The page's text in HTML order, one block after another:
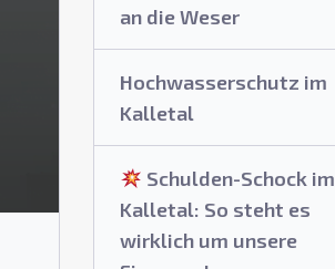
an die Weser
Hochwasserschutz im
Kalletal
Schulden-Schock im
Kalletal: So steht es
wirklich um unsere